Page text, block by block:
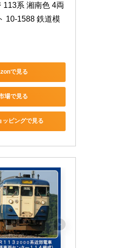
113系 湘南色 4両
10-1588 鉄道模
で見る
場で見る
ッピングで見る